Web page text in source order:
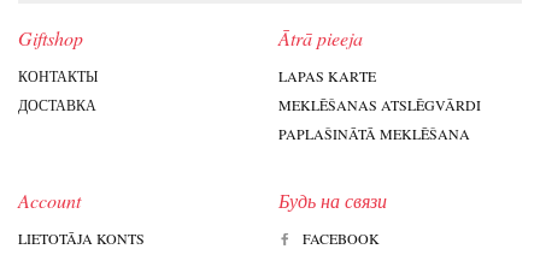
Giftshop
КОНТАКТЫ
ДОСТАВКА
Ātrā pieeja
LAPAS KARTE
MEKLĒŠANAS ATSLĒGVĀRDI
PAPLAŠINĀTĀ MEKLĒŠANA
Account
LIETOTĀJA KONTS
Будь на связи
FACEBOOK